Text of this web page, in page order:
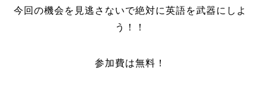
今回の機会を見逃さないで絶対に英語を武器にしよ
う！！
参加費は無料！